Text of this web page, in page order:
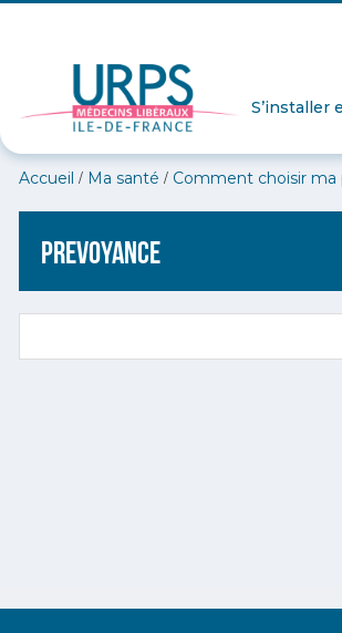
S’installer
Accueil / Ma santé / Comment choisir ma
PREVOYANCE